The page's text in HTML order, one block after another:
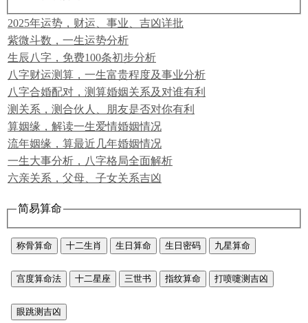
2025年运势，财运、事业、吉凶详批
紫微斗数，一生运势分析
生辰八字，免费100条初步分析
八字财运测算，一生富贵程度及事业分析
八字合婚配对，测算婚姻关系及对谁有利
测关系，测合伙人、朋友是否对你有利
算姻缘，解读一生爱情婚姻情况
流年姻缘，算最近几年婚姻情况
一生大事分析，八字格局全面解析
六亲关系，父母、子女关系吉凶
简易算命
称骨算命 十二生肖 生日算命 生日密码 九星算命
宫度算命法 十二星座 三世书 指纹算命 打喷嚏测吉凶
眼跳测吉凶